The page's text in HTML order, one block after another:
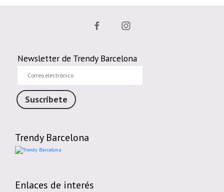
Newsletter de Trendy Barcelona
electrónico
Suscríbete
Trendy Barcelona
Enlaces de interés